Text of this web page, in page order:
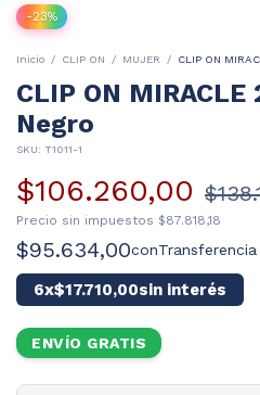
-23%
Inicio / CLIP ON / MUJER / CLIP ON
CLIP ON MIRACLE
Negro
SKU: T1011-1
$106.260,00
Precio sin impuestos $87.818,18
$95.634,00con
6x$17.710,00sin interés
ENVÍO GRATIS